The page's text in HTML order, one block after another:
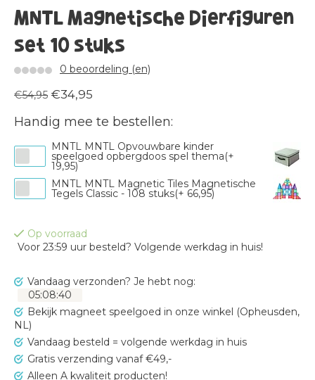
MNTL Magnetische Dierfiguren
set 10 stuks
0 beoordeling (en)
€54,95 €34,95
Handig mee te bestellen:
MNTL MNTL Opvouwbare kinder
speelgoed opbergdoos spel thema(+
19,95)
MNTL MNTL Magnetic Tiles Magnetische
Tegels Classic - 108 stuks(+ 66,95)
Op voorraad
Voor 23:59 uur besteld? Volgende werkdag in huis!
Vandaag verzonden? Je hebt nog:
05:08:40
Bekijk magneet speelgoed in onze winkel (Opheusden,
NL)
Vandaag besteld = volgende werkdag in huis
Gratis verzending vanaf €49,-
Alleen A kwaliteit producten!